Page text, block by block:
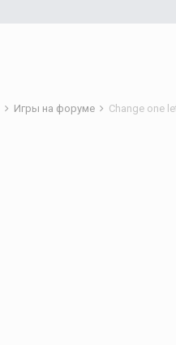
Игры на форуме Change one